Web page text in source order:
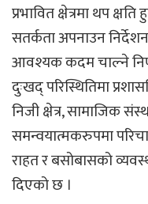
प्रभावित क्षेत्रमा थप
सतर्कता अपनाउन
आवश्यक कदम चाल्ने
दुःखद् परिस्थितिमा
निजी क्षेत्र, सामाजिक
समन्वयात्मकरुपमा
राहत र बसोबासको
दिएको छ ।